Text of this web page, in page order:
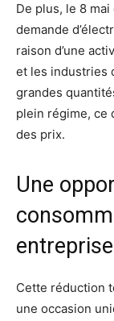
De plus, le 8
demande
raison d’une
et les industries
grandes
plein régime, ce
des prix.
Une
Cette réduction
une occasion